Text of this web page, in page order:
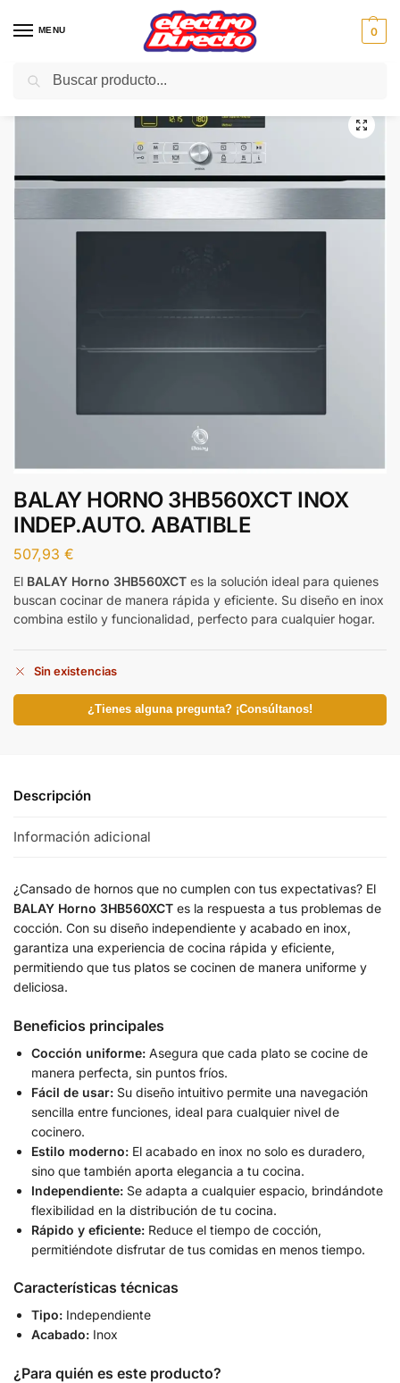
MENU 0
Inicio Gama blanca Hornos
BALAY HORNO 3HB560XCT INOX
INDEP.AUTO. ABATIBLE
507,93 €
El BALAY Horno 3HB560XCT es la solución ideal para quienes
buscan cocinar de manera rápida y eficiente. Su diseño en inox
combina estilo y funcionalidad, perfecto para cualquier hogar.
Sin existencias
¿Tienes alguna pregunta? ¡Consúltanos!
Descripción
Información adicional
¿Cansado de hornos que no cumplen con tus expectativas? El
BALAY Horno 3HB560XCT es la respuesta a tus problemas de
cocción. Con su diseño independiente y acabado en inox,
garantiza una experiencia de cocina rápida y eficiente,
permitiendo que tus platos se cocinen de manera uniforme y
deliciosa.
Beneficios principales
Cocción uniforme: Asegura que cada plato se cocine de
manera perfecta, sin puntos fríos.
Fácil de usar: Su diseño intuitivo permite una navegación
sencilla entre funciones, ideal para cualquier nivel de
cocinero.
Estilo moderno: El acabado en inox no solo es duradero,
sino que también aporta elegancia a tu cocina.
Independiente: Se adapta a cualquier espacio, brindándote
flexibilidad en la distribución de tu cocina.
Rápido y eficiente: Reduce el tiempo de cocción,
permitiéndote disfrutar de tus comidas en menos tiempo.
Características técnicas
Tipo: Independiente
Acabado: Inox
¿Para quién es este producto?